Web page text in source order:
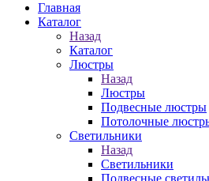
Главная
Каталог
Назад
Каталог
Люстры
Назад
Люстры
Подвесные люстры
Потолочные
Светильники
Назад
Светильники
Подвесные